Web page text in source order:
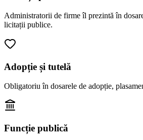
Administratorii de firme îl prezintă în
licitații publice.
Adopție și tutelă
Obligatoriu în dosarele de adopție,
Funcție publică